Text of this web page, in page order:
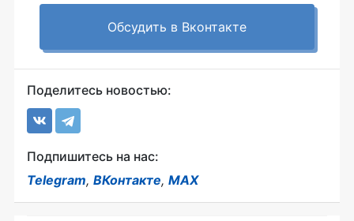
Обсудить в Вконтакте
Поделитесь новостью:
Подпишитесь на нас:
Telegram, ВКонтакте, MAX